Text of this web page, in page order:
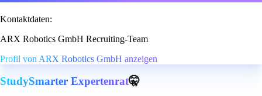
Kontaktdaten:
ARX Robotics GmbH Recruiting-Team
Profil von ARX Robotics GmbH anzeigen
StudySmarter Expertenrat🤫